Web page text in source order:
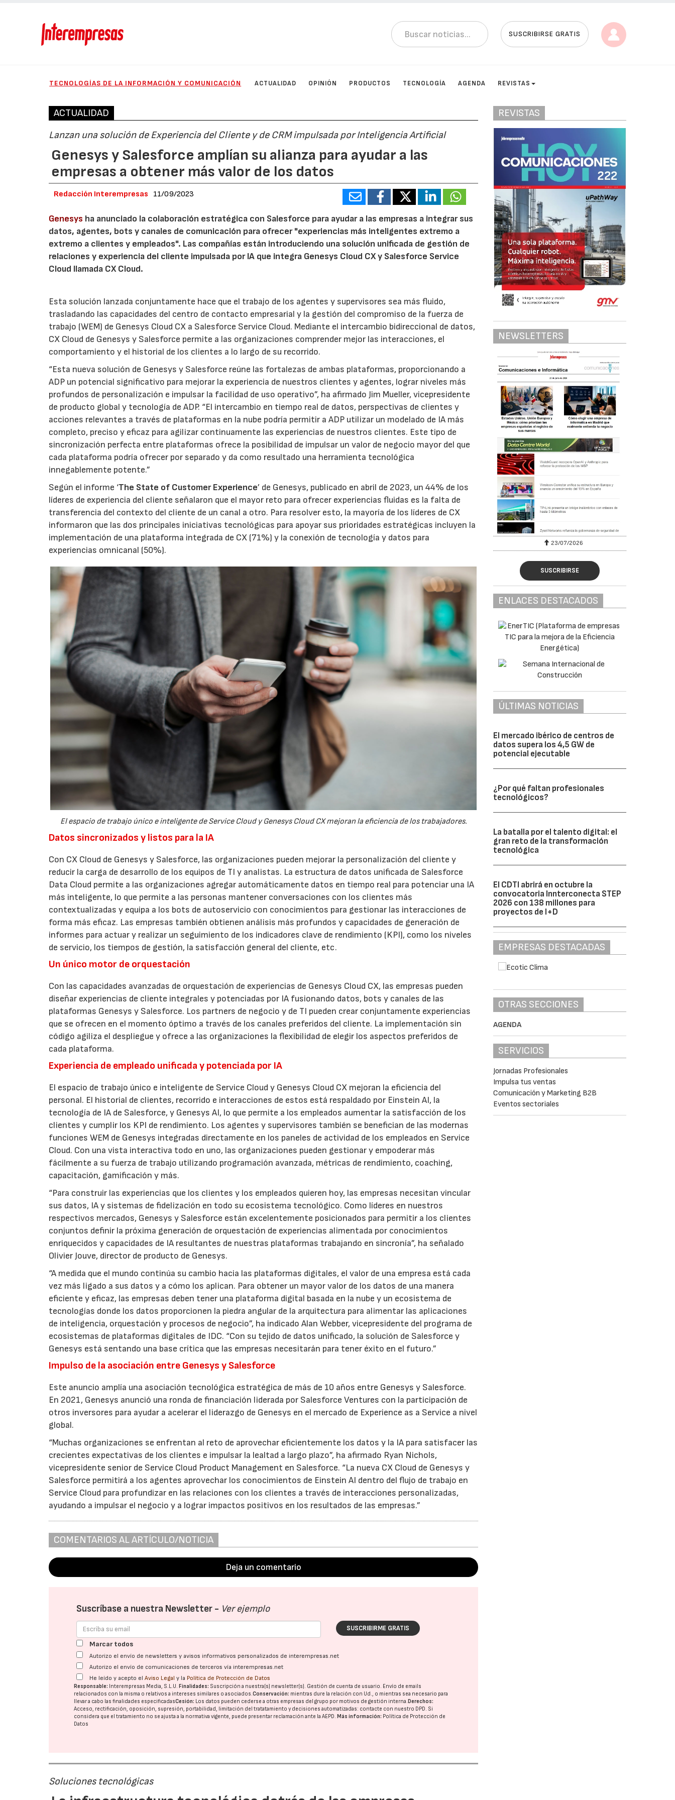
SUSCRIBIRSE GRATIS
TECNOLOGÍAS DE LA INFORMACIÓN Y COMUNICACIÓN ACTUALIDAD OPINIÓN PRODUCTOS TECNOLOGÍA AGENDA REVISTAS
ACTUALIDAD
Lanzan una solución de Experiencia del Cliente y de CRM impulsada por Inteligencia Artificial
Genesys y Salesforce amplían su alianza para ayudar a las
empresas a obtener más valor de los datos
Redacción Interempresas 11/09/2023
Genesys ha anunciado la colaboración estratégica con Salesforce para ayudar a las empresas a integrar sus
datos, agentes, bots y canales de comunicación para ofrecer "experiencias más inteligentes extremo a
extremo a clientes y empleados". Las compañías están introduciendo una solución unificada de gestión de
relaciones y experiencia del cliente impulsada por IA que integra Genesys Cloud CX y Salesforce Service
Cloud llamada CX Cloud.
Esta solución lanzada conjuntamente hace que el trabajo de los agentes y supervisores sea más fluido,
trasladando las capacidades del centro de contacto empresarial y la gestión del compromiso de la fuerza de
trabajo (WEM) de Genesys Cloud CX a Salesforce Service Cloud. Mediante el intercambio bidireccional de datos,
CX Cloud de Genesys y Salesforce permite a las organizaciones comprender mejor las interacciones, el
comportamiento y el historial de los clientes a lo largo de su recorrido.
“Esta nueva solución de Genesys y Salesforce reúne las fortalezas de ambas plataformas, proporcionando a
ADP un potencial significativo para mejorar la experiencia de nuestros clientes y agentes, lograr niveles más
profundos de personalización e impulsar la facilidad de uso operativo”, ha afirmado Jim Mueller, vicepresidente
de producto global y tecnología de ADP. “El intercambio en tiempo real de datos, perspectivas de clientes y
acciones relevantes a través de plataformas en la nube podría permitir a ADP utilizar un modelado de IA más
completo, preciso y eficaz para agilizar continuamente las experiencias de nuestros clientes. Este tipo de
sincronización perfecta entre plataformas ofrece la posibilidad de impulsar un valor de negocio mayor del que
cada plataforma podría ofrecer por separado y da como resultado una herramienta tecnológica
innegablemente potente.”
Según el informe ‘The State of Customer Experience’ de Genesys, publicado en abril de 2023, un 44% de los
líderes de experiencia del cliente señalaron que el mayor reto para ofrecer experiencias fluidas es la falta de
transferencia del contexto del cliente de un canal a otro. Para resolver esto, la mayoría de los líderes de CX
informaron que las dos principales iniciativas tecnológicas para apoyar sus prioridades estratégicas incluyen la
implementación de una plataforma integrada de CX (71%) y la conexión de tecnología y datos para
experiencias omnicanal (50%).
El espacio de trabajo único e inteligente de Service Cloud y Genesys Cloud CX mejoran la eficiencia de los trabajadores.
Datos sincronizados y listos para la IA
Con CX Cloud de Genesys y Salesforce, las organizaciones pueden mejorar la personalización del cliente y
reducir la carga de desarrollo de los equipos de TI y analistas. La estructura de datos unificada de Salesforce
Data Cloud permite a las organizaciones agregar automáticamente datos en tiempo real para potenciar una IA
más inteligente, lo que permite a las personas mantener conversaciones con los clientes más
contextualizadas y equipa a los bots de autoservicio con conocimientos para gestionar las interacciones de
forma más eficaz. Las empresas también obtienen análisis más profundos y capacidades de generación de
informes para actuar y realizar un seguimiento de los indicadores clave de rendimiento (KPI), como los niveles
de servicio, los tiempos de gestión, la satisfacción general del cliente, etc.
Un único motor de orquestación
Con las capacidades avanzadas de orquestación de experiencias de Genesys Cloud CX, las empresas pueden
diseñar experiencias de cliente integrales y potenciadas por IA fusionando datos, bots y canales de las
plataformas Genesys y Salesforce. Los partners de negocio y de TI pueden crear conjuntamente experiencias
que se ofrecen en el momento óptimo a través de los canales preferidos del cliente. La implementación sin
código agiliza el despliegue y ofrece a las organizaciones la flexibilidad de elegir los aspectos preferidos de
cada plataforma.
Experiencia de empleado unificada y potenciada por IA
El espacio de trabajo único e inteligente de Service Cloud y Genesys Cloud CX mejoran la eficiencia del
personal. El historial de clientes, recorrido e interacciones de estos está respaldado por Einstein AI, la
tecnología de IA de Salesforce, y Genesys AI, lo que permite a los empleados aumentar la satisfacción de los
clientes y cumplir los KPI de rendimiento. Los agentes y supervisores también se benefician de las modernas
funciones WEM de Genesys integradas directamente en los paneles de actividad de los empleados en Service
Cloud. Con una vista interactiva todo en uno, las organizaciones pueden gestionar y empoderar más
fácilmente a su fuerza de trabajo utilizando programación avanzada, métricas de rendimiento, coaching,
capacitación, gamificación y más.
“Para construir las experiencias que los clientes y los empleados quieren hoy, las empresas necesitan vincular
sus datos, IA y sistemas de fidelización en todo su ecosistema tecnológico. Como líderes en nuestros
respectivos mercados, Genesys y Salesforce están excelentemente posicionados para permitir a los clientes
conjuntos definir la próxima generación de orquestación de experiencias alimentada por conocimientos
enriquecidos y capacidades de IA resultantes de nuestras plataformas trabajando en sincronía”, ha señalado
Olivier Jouve, director de producto de Genesys.
“A medida que el mundo continúa su cambio hacia las plataformas digitales, el valor de una empresa está cada
vez más ligado a sus datos y a cómo los aplican. Para obtener un mayor valor de los datos de una manera
eficiente y eficaz, las empresas deben tener una plataforma digital basada en la nube y un ecosistema de
tecnologías donde los datos proporcionen la piedra angular de la arquitectura para alimentar las aplicaciones
de inteligencia, orquestación y procesos de negocio”, ha indicado Alan Webber, vicepresidente del programa de
ecosistemas de plataformas digitales de IDC. “Con su tejido de datos unificado, la solución de Salesforce y
Genesys está sentando una base crítica que las empresas necesitarán para tener éxito en el futuro.”
Impulso de la asociación entre Genesys y Salesforce
Este anuncio amplía una asociación tecnológica estratégica de más de 10 años entre Genesys y Salesforce.
En 2021, Genesys anunció una ronda de financiación liderada por Salesforce Ventures con la participación de
otros inversores para ayudar a acelerar el liderazgo de Genesys en el mercado de Experience as a Service a nivel
global.
“Muchas organizaciones se enfrentan al reto de aprovechar eficientemente los datos y la IA para satisfacer las
crecientes expectativas de los clientes e impulsar la lealtad a largo plazo”, ha afirmado Ryan Nichols,
vicepresidente senior de Service Cloud Product Management en Salesforce. “La nueva CX Cloud de Genesys y
Salesforce permitirá a los agentes aprovechar los conocimientos de Einstein AI dentro del flujo de trabajo en
Service Cloud para profundizar en las relaciones con los clientes a través de interacciones personalizadas,
ayudando a impulsar el negocio y a lograr impactos positivos en los resultados de las empresas.”
COMENTARIOS AL ARTÍCULO/NOTICIA
Deja un comentario
Suscríbase a nuestra Newsletter - Ver ejemplo
SUSCRIBIRME GRATIS
Marcar todos
Autorizo el envío de newsletters y avisos informativos personalizados de interempresas.net
Autorizo el envío de comunicaciones de terceros vía interempresas.net
He leído y acepto elAviso Legal y la Política de Protección de Datos
Responsable: Interempresas Media, S.L.U.Finalidades: Suscripción a nuestra(s) newsletter(s). Gestión de cuenta de usuario. Envío de emails
relacionados con la misma o relativos a intereses similares o asociados.Conservación: mientras dure la relación con Ud., o mientras sea necesario para
llevar a cabo las finalidades especificadasCesión: Los datos pueden cederse a otras empresas del grupo por motivos de gestión interna.Derechos:
Acceso, rectificación, oposición, supresión, portabilidad, limitación del tratatamiento y decisiones automatizadas: contacte con nuestro DPD. Si
considera que el tratamiento no se ajusta a la normativa vigente, puede presentar reclamación ante laAEPD.Más información: Política de Protección de
Datos
Soluciones tecnológicas
REVISTAS
NEWSLETTERS
23/07/2026
SUSCRIBIRSE
ENLACES DESTACADOS
ÚLTIMAS NOTICIAS
El mercado ibérico de centros de
datos supera los 4,5 GW de
potencial ejecutable
¿Por qué faltan profesionales
tecnológicos?
La batalla por el talento digital: el
gran reto de la transformación
tecnológica
El CDTI abrirá en octubre la
convocatoria Innterconecta STEP
2026 con 138 millones para
proyectos de I+D
EMPRESAS DESTACADAS
OTRAS SECCIONES
AGENDA
SERVICIOS
Jornadas Profesionales
Impulsa tus ventas
Comunicación y Marketing B2B
Eventos sectoriales